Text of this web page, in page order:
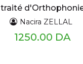
traité
Nacira ZELLAL
1250.00 DA